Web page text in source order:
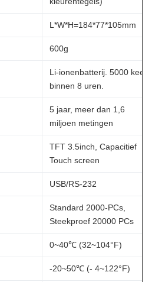
L*W*H=184*77*105mm
600g
Li-ionenbatterij. 5000 keer
binnen 8 uren.
5 jaar, meer dan 1,6
miljoen metingen
TFT 3.5inch, Capacitief
Touch screen
USB/RS-232
Standard 2000-PCs,
Steekproef 20000 PCs
0~40℃ (32~104°F)
-20~50℃ (- 4~122°F)